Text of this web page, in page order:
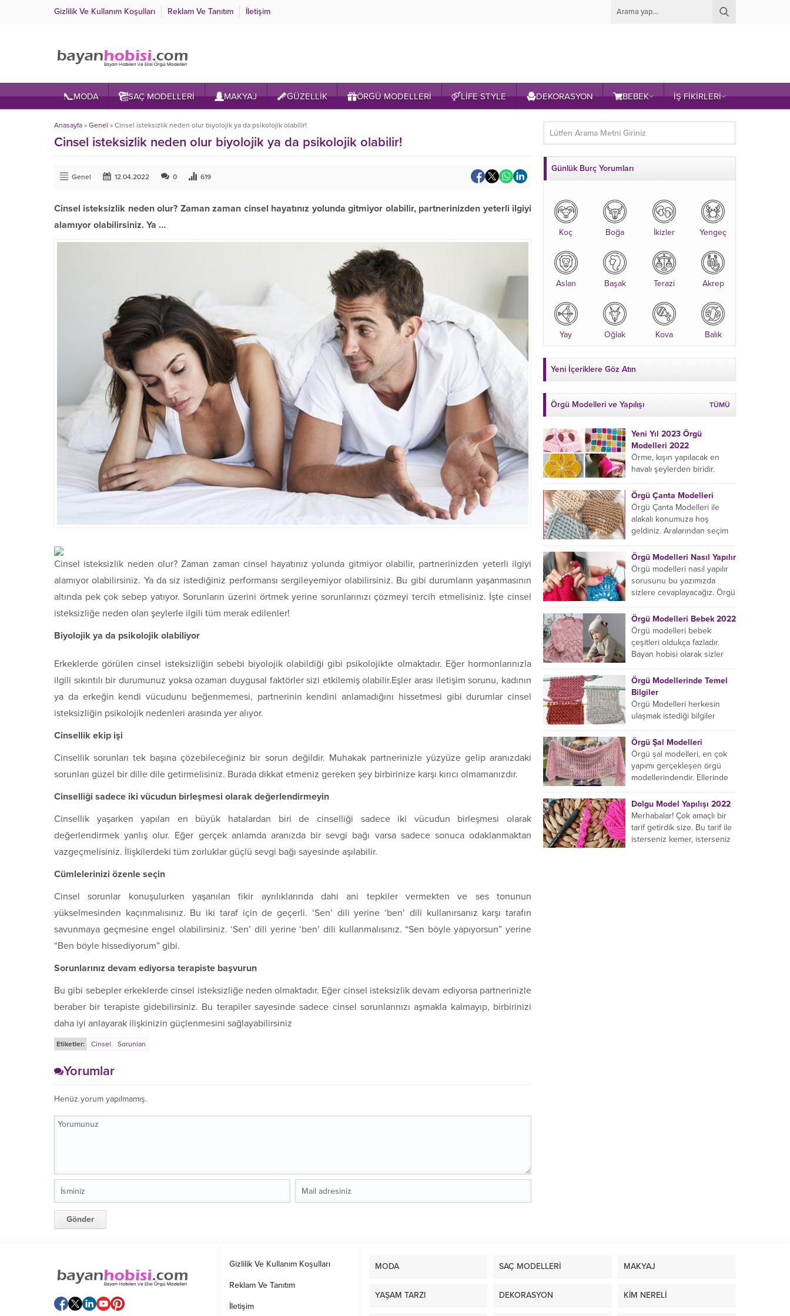
Gizlilik Ve Kullanım Koşulları Reklam Ve Tanıtım İletişim
MODA SAÇ MODELLERİ MAKYAJ GÜZELLİK ÖRGÜ MODELLERİ LİFE STYLE DEKORASYON BEBEK İŞ FİKİRLERİ
Anasayfa » Genel » Cinsel isteksizlik neden olur biyolojik ya da psikolojik olabilir!
Cinsel isteksizlik neden olur biyolojik ya da psikolojik olabilir!
Genel 12.04.2022 0 619
Cinsel isteksizlik neden olur? Zaman zaman cinsel hayatınız yolunda gitmiyor olabilir, partnerinizden yeterli ilgiyi
alamıyor olabilirsiniz. Ya …
Cinsel isteksizlik neden olur? Zaman zaman cinsel hayatınız yolunda gitmiyor olabilir, partnerinizden yeterli ilgiyi
alamıyor olabilirsiniz. Ya da siz istediğiniz performansı sergileyemiyor olabilirsiniz. Bu gibi durumların yaşanmasının
altında pek çok sebep yatıyor. Sorunların üzerini örtmek yerine sorunlarınızı çözmeyi tercih etmelisiniz. İşte cinsel
isteksizliğe neden olan şeylerle ilgili tüm merak edilenler!
Biyolojik ya da psikolojik olabiliyor
Erkeklerde görülen cinsel isteksizliğin sebebi biyolojik olabildiği gibi psikolojikte olmaktadır. Eğer hormonlarınızla
ilgili sıkıntılı bir durumunuz yoksa ozaman duygusal faktörler sizi etkilemiş olabilir.Eşler arası iletişim sorunu, kadının
ya da erkeğin kendi vücudunu beğenmemesi, partnerinin kendini anlamadığını hissetmesi gibi durumlar cinsel
isteksizliğin psikolojik nedenleri arasında yer alıyor.
Cinsellik ekip işi
Cinsellik sorunları tek başına çözebileceğiniz bir sorun değildir. Muhakak partnerinizle yüzyüze gelip aranızdaki
sorunları güzel bir dille dile getirmelisiniz. Burada dikkat etmeniz gereken şey birbirinize karşı kırıcı olmamanızdır.
Cinselliği sadece iki vücudun birleşmesi olarak değerlendirmeyin
Cinsellik yaşarken yapılan en büyük hatalardan biri de cinselliği sadece iki vücudun birleşmesi olarak
değerlendirmek yanlış olur. Eğer gerçek anlamda aranızda bir sevgi bağı varsa sadece sonuca odaklanmaktan
vazgeçmelisiniz. İlişkilerdeki tüm zorluklar güçlü sevgi bağı sayesinde aşılabilir.
Cümlelerinizi özenle seçin
Cinsel sorunlar konuşulurken yaşanılan fikir ayrılıklarında dahi ani tepkiler vermekten ve ses tonunun
yükselmesinden kaçınmalısınız. Bu iki taraf için de geçerli. ‘Sen’ dili yerine ‘ben’ dili kullanırsanız karşı tarafın
savunmaya geçmesine engel olabilirsiniz. ‘Sen’ dili yerine ‘ben’ dili kullanmalısınız. “Sen böyle yapıyorsun” yerine
“Ben böyle hissediyorum” gibi.
Sorunlarınız devam ediyorsa terapiste başvurun
Bu gibi sebepler erkeklerde cinsel isteksizliğe neden olmaktadır. Eğer cinsel isteksizlik devam ediyorsa partnerinizle
beraber bir terapiste gidebilirsiniz. Bu terapiler sayesinde sadece cinsel sorunlarınızı aşmakla kalmayıp, birbirinizi
daha iyi anlayarak ilişkinizin güçlenmesini sağlayabilirsiniz
Etiketler: Cinsel Sorunları
Yorumlar
Henüz yorum yapılmamış.
Günlük Burç Yorumları
Koç Boğa İkizler Yengeç
Aslan Başak Terazi Akrep
Yay Oğlak Kova Balık
Yeni İçeriklere Göz Atın
Örgü Modelleri ve Yapılışı TÜMÜ
Yeni Yıl 2023 Örgü
Modelleri 2022
Örme, kışın yapılacak en
havalı şeylerden biridir.
bir parça eklemeyi ve
sevdiklerinize hediye etmeyi
öğrenmeye yeni
başlıyorsanız...
Örgü Çanta Modelleri
Örgü Çanta Modelleri ile
alakalı konumuza hoş
geldiniz. Aralarından seçim
çanta modelleri var ama
hangisinin size uygun...
Örgü Modelleri Nasıl Yapılır
Örgü modelleri nasıl yapılır
sorusunu bu yazımızda
sizlere cevaplayacağız. Örgü
rahatlatıcıdır. Bunun dışında
örgü örmede yaratıcı olmak...
Örgü Modelleri Bebek 2022
Örgü modelleri bebek
çeşitleri oldukça fazladır.
Bayan hobisi olarak sizler
Bu açıdan sizlere birkaç
örnek vereceğiz....
Örgü Modellerinde Temel
Bilgiler
Örgü Modelleri herkesin
ulaşmak istediği bilgiler
olarak girmiş olduğumuz
içeriğe hoş geldiniz. Bu
konuda yeniyseniz, Örgü
Modellerinin...
Örgü Şal Modelleri
Örgü şal modelleri, en çok
yapımı gerçekleşen örgü
modellerindendir. Ellerinde
yaptığı birçok farklı şal
modeli mevcuttur....
Dolgu Model Yapılışı 2022
Merhabalar! Çok amaçlı bir
tarif getirdik size. Bu tarif ile
isterseniz kemer, isterseniz
Gizlilik Ve Kullanım Koşulları
Reklam Ve Tanıtım
İletişim
MODA SAÇ MODELLERİ MAKYAJ
YAŞAM TARZI DEKORASYON KİM NERELİ